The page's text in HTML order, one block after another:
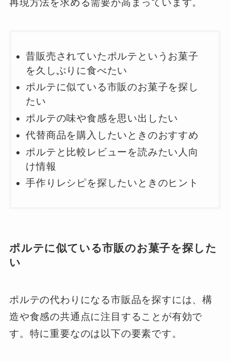
再現方法を求める需要が高まっています。
昔販売されていたポルテというお菓子
を久しぶりに食べたい
ポルテに似ている市販のお菓子を探し
たい
ポルテの味や食感を思い出したい
代替商品を購入したいときのおすすめ
ポルテと比較レビューを読みたい人向
け情報
手作りレシピを探したいときのヒント
ポルテに似ている市販のお菓子を探した
い
ポルテの代わりになる市販品を探すには、構
造や食感の共通点に注目することが有効で
す。特に重要なのは以下の要素です。